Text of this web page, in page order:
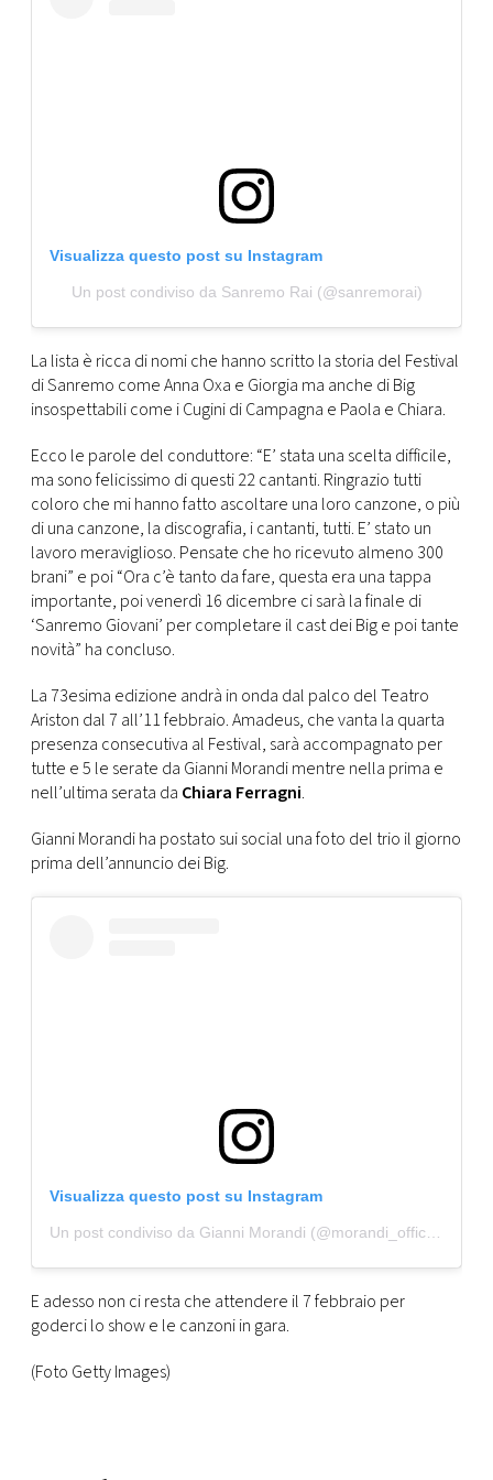
Visualizza questo post su Instagram
Un post condiviso da Sanremo Rai (@sanremorai)
La lista è ricca di nomi che hanno scritto la storia del Festival
di Sanremo come Anna Oxa e Giorgia ma anche di Big
insospettabili come i Cugini di Campagna e Paola e Chiara.
Ecco le parole del conduttore: “E’ stata una scelta difficile,
ma sono felicissimo di questi 22 cantanti. Ringrazio tutti
coloro che mi hanno fatto ascoltare una loro canzone, o più
di una canzone, la discografia, i cantanti, tutti. E’ stato un
lavoro meraviglioso. Pensate che ho ricevuto almeno 300
brani” e poi “Ora c’è tanto da fare, questa era una tappa
importante, poi venerdì 16 dicembre ci sarà la finale di
‘Sanremo Giovani’ per completare il cast dei Big e poi tante
novità” ha concluso.
La 73esima edizione andrà in onda dal palco del Teatro
Ariston dal 7 all’11 febbraio. Amadeus, che vanta la quarta
presenza consecutiva al Festival, sarà accompagnato per
tutte e 5 le serate da Gianni Morandi mentre nella prima e
nell’ultima serata da Chiara Ferragni.
Gianni Morandi ha postato sui social una foto del trio il giorno
prima dell’annuncio dei Big.
Visualizza questo post su Instagram
Un post condiviso da Gianni Morandi (@morandi_official)
E adesso non ci resta che attendere il 7 febbraio per
goderci lo show e le canzoni in gara.
(Foto Getty Images)